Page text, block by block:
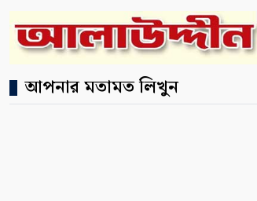
আপনার মতামত লিখুন